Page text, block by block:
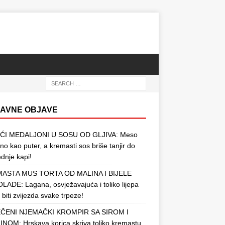
OBJAVE
MEDALJONI U SOSU OD GLJIVA: Meso
kao puter, a kremasti sos briše tanjir do
kapi!
MUS TORTA OD MALINA I BIJELE
Lagana, osvježavajuća i toliko lijepa
biti zvijezda svake trpeze!
NJEMAČKI KROMPIR SA SIROM I
Hrskava korica skriva toliko kremastu